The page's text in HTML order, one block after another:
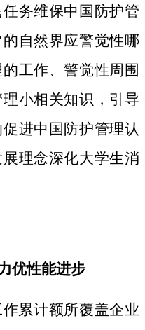
务维保中国防护管
自然界应警觉性哪
工作、警觉性周围
小相关知识，引导
进中国防护管理认
理念深化大学生消
优性能进步
累计额所覆盖企业